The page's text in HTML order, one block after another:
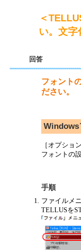
＜
い。文字
回答
フォント
ださい。
Windows
［オプショ
フォントの
手順
ファイルメ
TELLUSを